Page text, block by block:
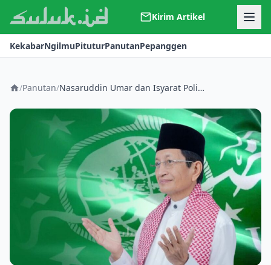
Kirim Artikel
Kerjasama
Kontak
KekabarNgilmuPituturPanutanPepanggen
/Panutan/ Nasaruddin Umar dan Isyarat Politik Sunyi Menjelang Muktamar NU